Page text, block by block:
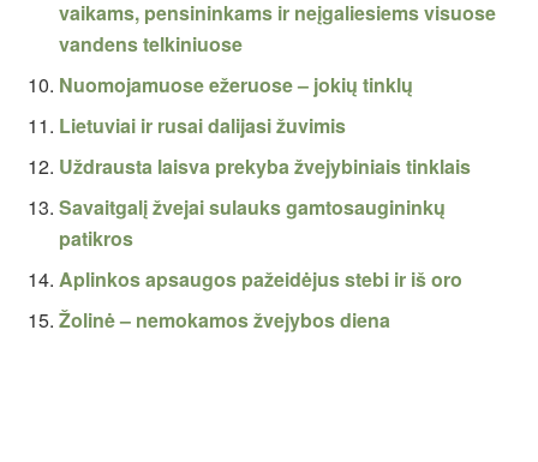
vaikams, pensininkams ir neįgaliesiems visuose
vandens telkiniuose
Nuomojamuose ežeruose – jokių tinklų
Lietuviai ir rusai dalijasi žuvimis
Uždrausta laisva prekyba žvejybiniais tinklais
Savaitgalį žvejai sulauks gamtosaugininkų
patikros
Aplinkos apsaugos pažeidėjus stebi ir iš oro
Žolinė – nemokamos žvejybos diena